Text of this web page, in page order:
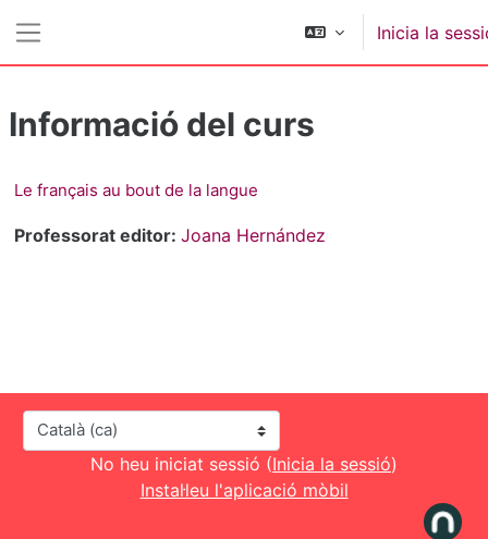
Inicia la
Informació del curs
Le français au bout de la langue
Professorat editor: Joana Hernández
Idioma
No heu iniciat sessió (Inicia la sessió)
Instal·leu l'aplicació mòbil